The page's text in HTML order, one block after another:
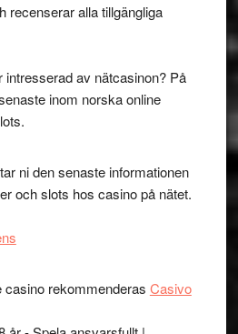
recenserar alla tillgängliga
intresserad av nätcasinon? På
inom norska online
ni den senaste informationen
och slots hos casino på nätet.
casino rekommenderas Casivo